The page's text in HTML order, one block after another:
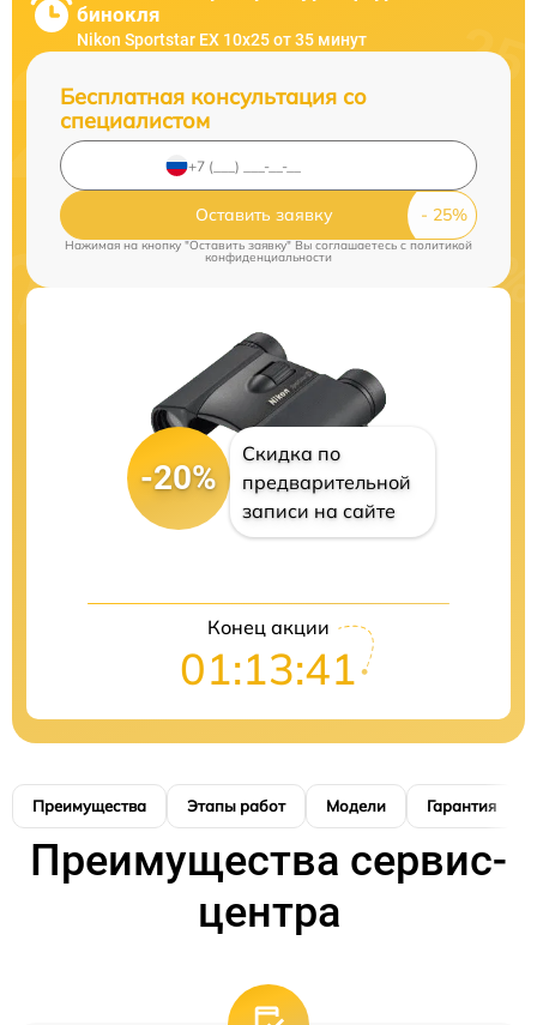
бинокля
Nikon Sportstar EX 10x25 от 35 минут
Бесплатная консультация со
специалистом
Оставить заявку
Нажимая на кнопку "Оставить заявку" Вы соглашаетесь cполитикой
конфиденциальности
-20%
Скидка по
предварительной
записи на сайте
Конец акции
01:13:40
Преимущества Этапы работ Модели Гарантия
Преимущества сервис-
центра